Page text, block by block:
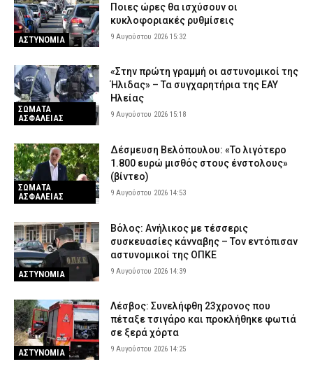
ΑΣΤΥΝΟΜΙΑ
Ποιες ώρες θα ισχύσουν οι
κυκλοφοριακές ρυθμίσεις
9 Αυγούστου 2026 15:32
ΣΩΜΑΤΑ
ΑΣΦΑΛΕΙΑΣ
«Στην πρώτη γραμμή οι αστυνομικοί της
Ήλιδας» – Τα συγχαρητήρια της ΕΑΥ
Ηλείας
9 Αυγούστου 2026 15:18
ΣΩΜΑΤΑ
ΑΣΦΑΛΕΙΑΣ
Δέσμευση Βελόπουλου: «Το λιγότερο
1.800 ευρώ μισθός στους ένστολους»
(βίντεο)
9 Αυγούστου 2026 14:53
ΑΣΤΥΝΟΜΙΑ
Βόλος: Ανήλικος με τέσσερις
συσκευασίες κάνναβης – Τον εντόπισαν
αστυνομικοί της ΟΠΚΕ
9 Αυγούστου 2026 14:39
ΑΣΤΥΝΟΜΙΑ
Λέσβος: Συνελήφθη 23χρονος που
πέταξε τσιγάρο και προκλήθηκε φωτιά
σε ξερά χόρτα
9 Αυγούστου 2026 14:25